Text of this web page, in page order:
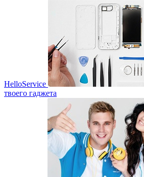
HelloService
твоего гаджета